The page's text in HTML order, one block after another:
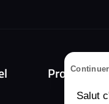
Salut
Prolongez